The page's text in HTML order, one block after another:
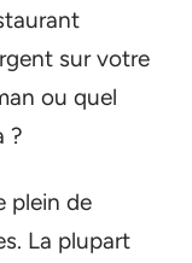
sur votre
ou quel
?
plein de
La plupart